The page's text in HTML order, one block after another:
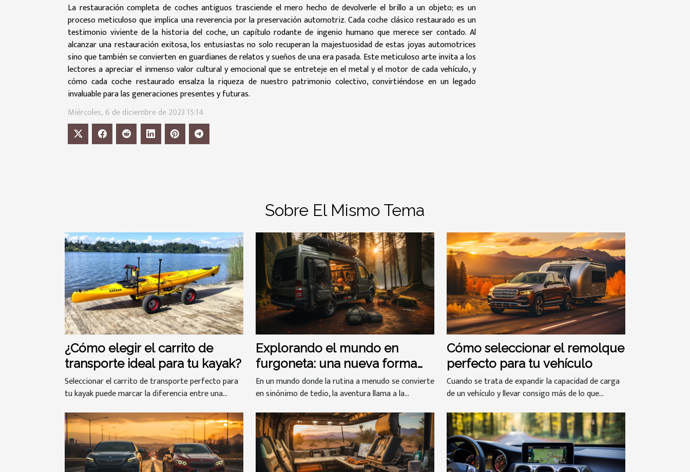
La restauración completa de coches antiguos trasciende el mero hecho de devolverle el brillo a un objeto; es un
proceso meticuloso que implica una reverencia por la preservación automotriz. Cada coche clásico restaurado es un
testimonio viviente de la historia del coche, un capítulo rodante de ingenio humano que merece ser contado. Al
alcanzar una restauración exitosa, los entusiastas no solo recuperan la majestuosidad de estas joyas automotrices
sino que también se convierten en guardianes de relatos y sueños de una era pasada. Este meticuloso arte invita a los
lectores a apreciar el inmenso valor cultural y emocional que se entreteje en el metal y el motor de cada vehículo, y
cómo cada coche restaurado ensalza la riqueza de nuestro patrimonio colectivo, convirtiéndose en un legado
invaluable para las generaciones presentes y futuras.
Miércoles, 6 de diciembre de 2023 15:14
Sobre El Mismo Tema
¿Cómo elegir el carrito de
transporte ideal para tu kayak?
Seleccionar el carrito de transporte perfecto para
tu kayak puede marcar la diferencia entre una...
Explorando el mundo en
furgoneta: una nueva forma
de viajar
En un mundo donde la rutina a menudo se convierte
en sinónimo de tedio, la aventura llama a la...
Cómo seleccionar el remolque
perfecto para tu vehículo
Cuando se trata de expandir la capacidad de carga
de un vehículo y llevar consigo más de lo que...